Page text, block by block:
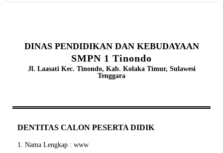
DINAS PENDIDIKAN DAN KEBUDAYAAN
SMPN 1 Tinondo
Jl. Laasati Kec. Tinondo, Kab. Kolaka Timur, Sulawesi
Tenggara
DENTITAS CALON PESERTA DIDIK
1. Nama Lengkap : www